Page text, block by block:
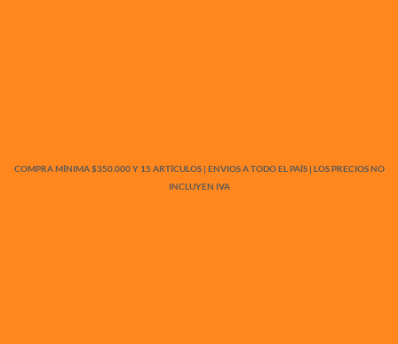
COMPRA MÍNIMA $350.000 Y 15 ARTÍCULOS | ENVIOS A TODO EL PAÍS | LOS PRECIOS NO
INCLUYEN IVA